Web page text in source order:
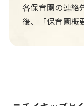
各保育園の連絡
後、
「保育園